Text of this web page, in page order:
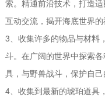
索。精通前沿技术，打造
互动交流，揭开海底世界的
3、收集许多的物品与材料
斗。在广阔的世界中探索
具，与野兽战斗，保护自己
4、收集到最新的琥珀道具